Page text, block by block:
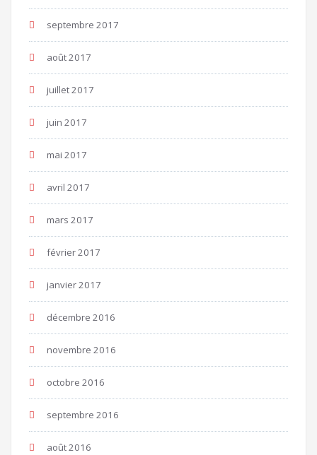
septembre 2017
août 2017
juillet 2017
juin 2017
mai 2017
avril 2017
mars 2017
février 2017
janvier 2017
décembre 2016
novembre 2016
octobre 2016
septembre 2016
août 2016